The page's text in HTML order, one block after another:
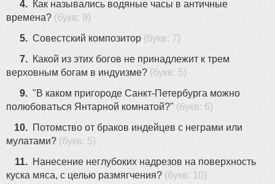
4. Как назывались водяные часы в античные
времена? (букв: 9)
5. Совестский композитор (букв: 7)
7. Какой из этих богов не принадлежит к трем
верховным богам в индуизме? (букв: 5)
9. "В каком пригороде Санкт-Петербурга можно
полюбоваться Янтарной комнатой?" (букв: 6)
10. Потомство от браков индейцев с неграми или
мулатами? (букв: 5)
11. Нанесение неглубоких надрезов на поверхность
куска мяса, с целью размягчения? (букв: 10)